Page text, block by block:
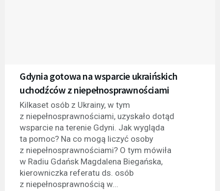
Gdynia gotowa na wsparcie ukraińskich
uchodźców z niepełnosprawnościami
Kilkaset osób z Ukrainy, w tym
z niepełnosprawnościami, uzyskało dotąd
wsparcie na terenie Gdyni. Jak wygląda
ta pomoc? Na co mogą liczyć osoby
z niepełnosprawnościami? O tym mówiła
w Radiu Gdańsk Magdalena Biegańska,
kierowniczka referatu ds. osób
z niepełnosprawnością w...